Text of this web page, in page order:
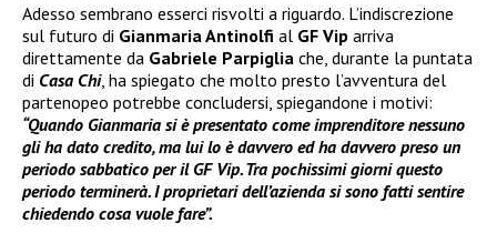
Adesso sembrano esserci risvolti a riguardo. L’indiscrezione
sul futuro di Gianmaria Antinolfi al GF Vip arriva
direttamente da Gabriele Parpiglia che, durante la puntata
di Casa Chi, ha spiegato che molto presto l’avventura del
partenopeo potrebbe concludersi, spiegandone i motivi:
“Quando Gianmaria si è presentato come imprenditore nessuno
gli ha dato credito, ma lui lo è davvero ed ha davvero preso un
periodo sabbatico per il GF Vip. Tra pochissimi giorni questo
periodo terminerà. I proprietari dell’azienda si sono fatti sentire
chiedendo cosa vuole fare”.